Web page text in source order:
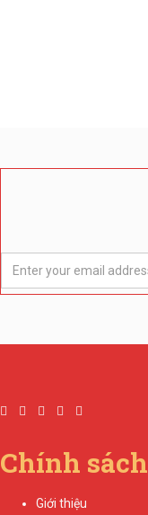
Chính
Giới thiệu